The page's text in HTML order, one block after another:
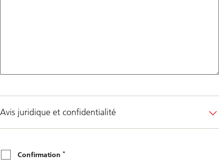
Avis juridique et confidentialité
Confirmation
Confirmation *